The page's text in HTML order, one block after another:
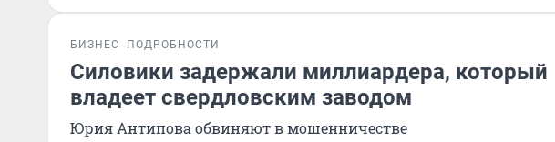
БИЗНЕС ПОДРОБНОСТИ
Силовики задержали миллиардера, который
владеет свердловским заводом
Юрия Антипова обвиняют в мошенничестве